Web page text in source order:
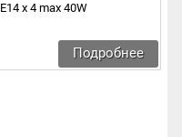
E14 x 4 max 40W
Подробнее